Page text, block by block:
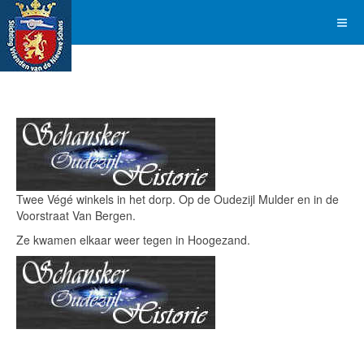
Twee Végé winkels in het dorp. Op de Oudezijl Mulder en in de
Voorstraat Van Bergen.
Ze kwamen elkaar weer tegen in Hoogezand.